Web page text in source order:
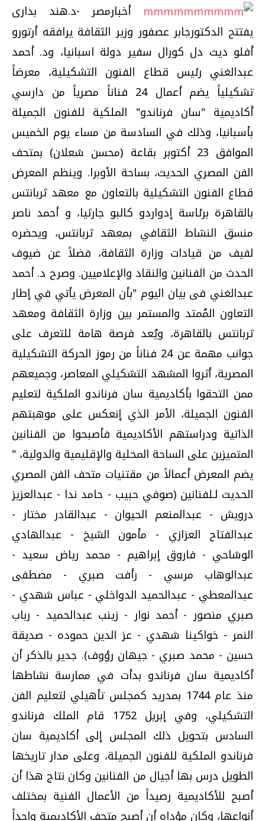
أخبارمصر -د.هند بدارى
يفتتح الدكتورجابر عصفور وزير الثقافة يرافقه أرتورو
أفلو ديث دل كورال سفير دولة اسبانيا، ود. أحمد
عبدالغني رئيس قطاع الفنون التشكيلية، معرضاً
تشكيلياً يضم أعمال 24 فناناً مصرياً من دارسي
أكاديمية "سان فرناندو" الملكية للفنون الجميلة
بأسبانيا، وذلك في السادسة من مساء يوم الخميس
الموافق 23 أكتوبر بقاعة (محسن شعلان) بمتحف
الفن المصري الحديث، بساحة الأوبرا. وينظم المعرض
قطاع الفنون التشكيلية بالتعاون مع معهد ثربانتس
بالقاهرة برئاسة إدواردو كالبو جارثيا، و أحمد ناصر
منسق النشاط الثقافي بمعهد ثربانتس، ويحضره
لفيف من قيادات وزارة الثقافة، فضلاً عن ضيوف
الحدث من الفنانين والنقاد والإعلاميين. وصرح د. أحمد
عبدالغني فى بيان اليوم "بأن المعرض يأتي في إطار
التعاون المُمتد والمستمر بين وزارة الثقافة ومعهد
ثربانتس بالقاهرة، ويُعد فرصة هامة للتعرف على
جوانب مهمة عن 24 فناناً من رموز الحركة التشكيلية
المصرية، أثروا المشهد التشكيلي المعاصر، وجميعهم
ممن التحقوا بأكاديمية سان فرناندو الملكية لتعليم
الفنون الجميلة، الأمر الذي إنعكس على موهبتهم
الذاتية ودراستهم الأكاديمية فأصبحوا من الفنانين
المتميزين على الساحة المحلية والإقليمية والدولية، "
يضم المعرض أعمالاً من مقتنيات متحف الفن المصري
الحديث لـلفنانين (صوفي حبيب - حامد ندا - عبدالعزيز
درويش - عبدالمنعم الحيوان - عبدالقادر مختار -
عبدالفتاح العزازي - مأمون الشيخ - عبدالهادي
الوشاحي - فاروق إبراهيم - محمد رياض سعيد -
عبدالوهاب مرسي - رأفت صبري - مصطفى
عبدالمعطي - عبدالحميد الدواخلي - عباس شهدي -
صبري منصور - أحمد نوار - زينب عبدالحميد - رباب
النمر - خواكينا شهدي - عز الدين حموده - صديقة
حسين - محمد صبري - جيهان رؤوف). جدير بالذكر أن
أكاديمية سان فرناندو بدأت في ممارسة نشاطها
منذ عام 1744 بمدريد كمجلس تأهيلي لتعليم الفن
التشكيلي، وفي إبريل 1752 قام الملك فرناندو
السادس بتحويل ذلك المجلس إلى أكاديمية سان
فرناندو الملكية للفنون الجميلة، وعلى مدار تاريخها
الطويل درس بها أجيال من الفنانين وكان نتاج هذا أن
أصبح للأكاديمية رصيداً من الأعمال الفنية بمختلف
أنواعها، وكان مؤداه أن أصبح متحف الأكاديمية واحداً